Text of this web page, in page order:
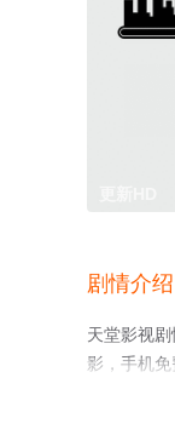
剧情介绍
天堂影视
影，手机